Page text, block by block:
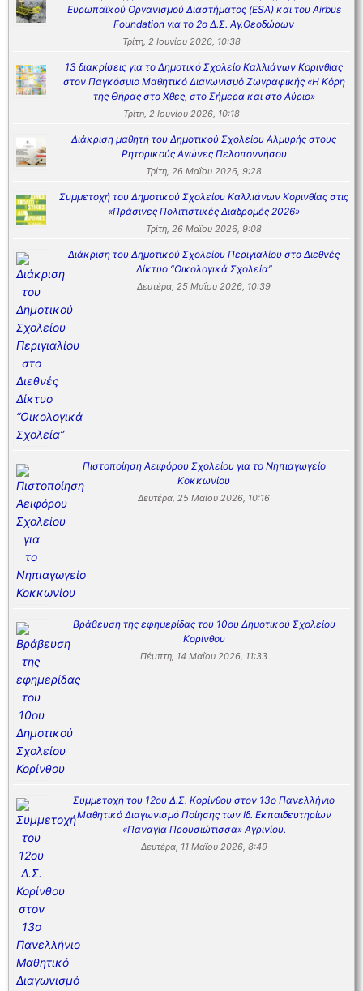
Ευρωπαϊκού Οργανισμού Διαστήματος (ESA) και του Airbus
Foundation για το 2ο Δ.Σ. Αγ.Θεοδώρων
Τρίτη, 2 Ιουνίου 2026, 10:38
13 διακρίσεις για το Δημοτικό Σχολείο Καλλιάνων Κορινθίας
στον Παγκόσμιο Μαθητικό Διαγωνισμό Ζωγραφικής «Η Κόρη
της Θήρας στο Χθες, στο Σήμερα και στο Αύριο»
Τρίτη, 2 Ιουνίου 2026, 10:18
Διάκριση μαθητή του Δημοτικού Σχολείου Αλμυρής στους
Ρητορικούς Αγώνες Πελοποννήσου
Τρίτη, 26 Μαΐου 2026, 9:28
Συμμετοχή του Δημοτικού Σχολείου Καλλιάνων Κορινθίας στις
«Πράσινες Πολιτιστικές Διαδρομές 2026»
Τρίτη, 26 Μαΐου 2026, 9:08
Διάκριση του Δημοτικού Σχολείου Περιγιαλίου στο Διεθνές
Δίκτυο “Οικολογικά Σχολεία”
Δευτέρα, 25 Μαΐου 2026, 10:39
Πιστοποίηση Αειφόρου Σχολείου για το Νηπιαγωγείο
Κοκκωνίου
Δευτέρα, 25 Μαΐου 2026, 10:16
Βράβευση της εφημερίδας του 10ου Δημοτικού Σχολείου
Κορίνθου
Πέμπτη, 14 Μαΐου 2026, 11:33
Συμμετοχή του 12ου Δ.Σ. Κορίνθου στον 13ο Πανελλήνιο
Μαθητικό Διαγωνισμό Ποίησης των Ιδ. Εκπαιδευτηρίων
«Παναγία Προυσιώτισσα» Αγρινίου.
Δευτέρα, 11 Μαΐου 2026, 8:49